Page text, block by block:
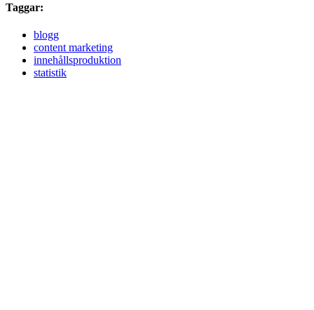
Taggar:
blogg
content marketing
innehållsproduktion
statistik